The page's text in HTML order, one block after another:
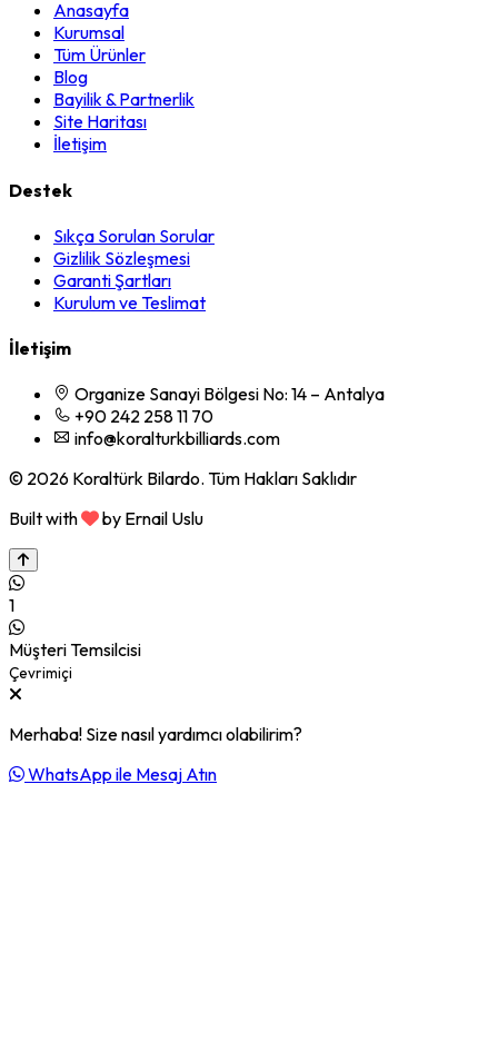
Anasayfa
Kurumsal
Tüm Ürünler
Blog
Bayilik & Partnerlik
Site Haritası
İletişim
Destek
Sıkça Sorulan Sorular
Gizlilik Sözleşmesi
Garanti Şartları
Kurulum ve Teslimat
İletişim
Organize Sanayi Bölgesi No: 14 – Antalya
+90 242 258 11 70
info@koralturkbilliards.com
© 2026 Koraltürk Bilardo. Tüm Hakları Saklıdır
Built with
by Ernail Uslu
1
Müşteri Temsilcisi
Çevrimiçi
Merhaba! Size nasıl yardımcı olabilirim?
WhatsApp ile Mesaj Atın